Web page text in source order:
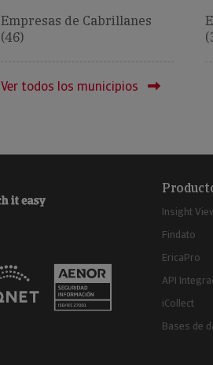
Empresas de Cabrillanes
(46)
Ver todos los municipios
Insight
Findato
EricaPro
API
iCollect
Bases de